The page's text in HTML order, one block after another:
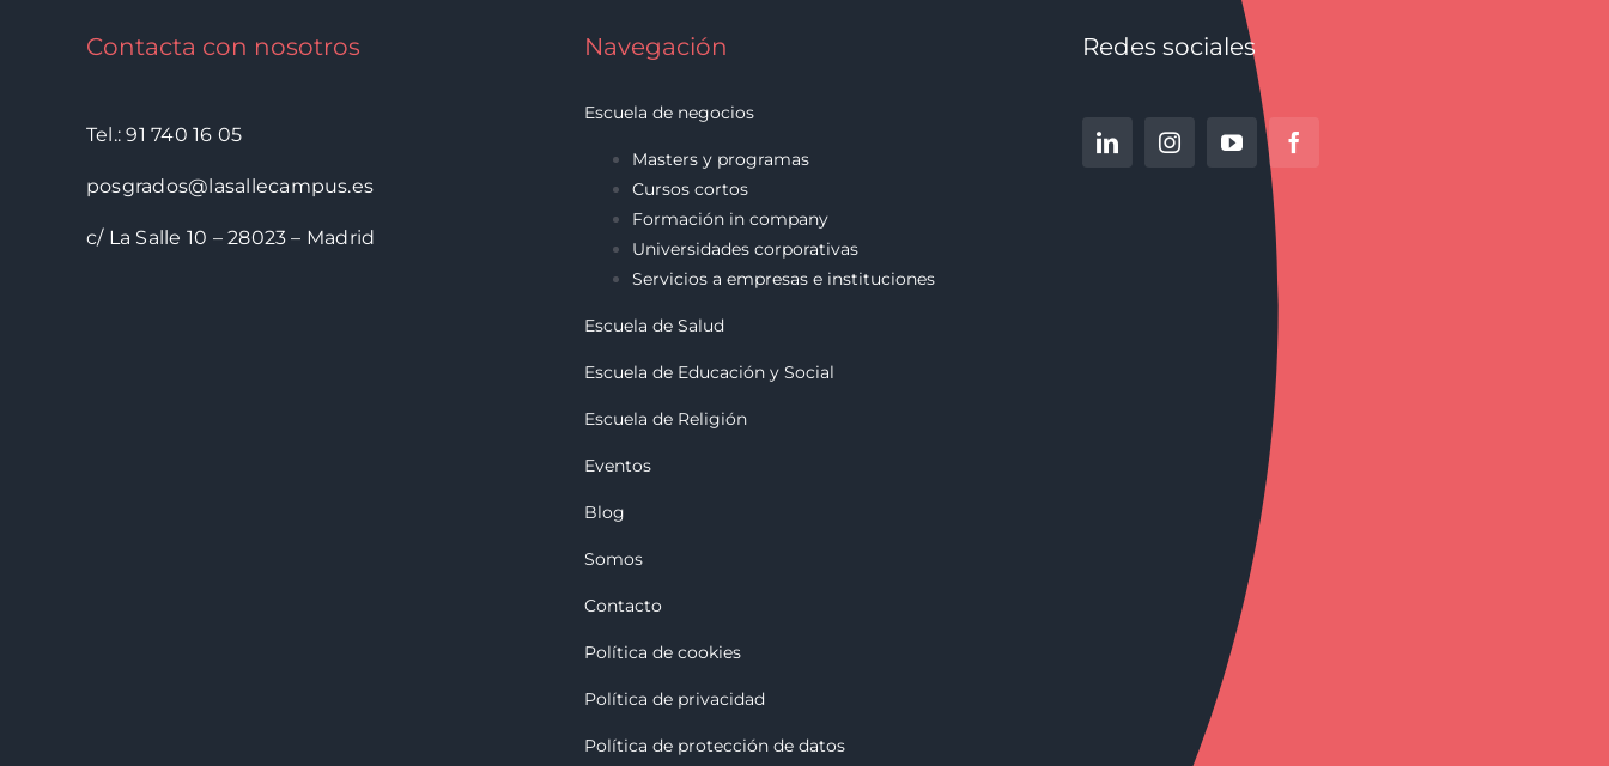
Contacta con nosotros
Tel.: 91 740 16 05
posgrados@lasallecampus.es
c/ La Salle 10 – 28023 – Madrid
Navegación
Escuela de negocios
Masters y programas
Cursos cortos
Formación in company
Universidades corporativas
Servicios a empresas e instituciones
Escuela de Salud
Escuela de Educación y Social
Escuela de Religión
Eventos
Blog
Somos
Contacto
Política de cookies
Política de privacidad
Política de protección de datos
Redes sociales